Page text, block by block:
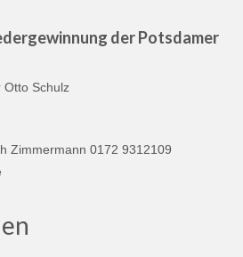
der Potsdamer
Otto Schulz
Zimmermann 0172 9312109